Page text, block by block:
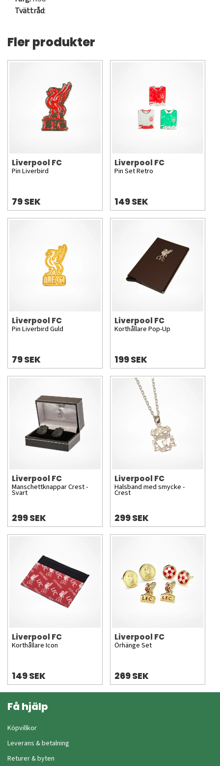
Tvättråd:
Fler produkter
Liverpool FC
Pin Liverbird
79 SEK
Liverpool FC
Pin Set Retro
149 SEK
Liverpool FC
Pin Liverbird Guld
79 SEK
Liverpool FC
Korthållare Pop-Up
199 SEK
Liverpool FC
Manschettknappar Crest -
Svart
299 SEK
Liverpool FC
Halsband med smycke -
Crest
299 SEK
Liverpool FC
Korthållare Icon
149 SEK
Liverpool FC
Örhänge Set
269 SEK
Få hjälp
Köpvillkor
Leverans & betalning
Returer & byten